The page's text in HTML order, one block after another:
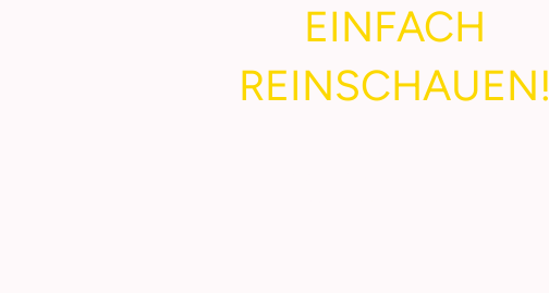
EINFACH
REINSCHAUEN!